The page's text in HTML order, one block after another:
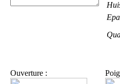
Ouverture :